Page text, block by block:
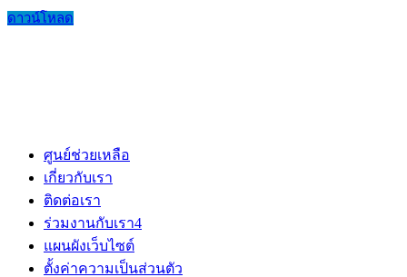
ดาวน์โหลด
ศูนย์ช่วยเหลือ
เกี่ยวกับเรา
ติดต่อเรา
ร่วมงานกับเรา4
แผนผังเว็บไซต์
ตั้งค่าความเป็นส่วนตัว